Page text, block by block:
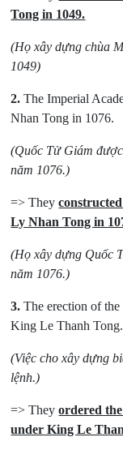
Tong in 1049.
(Họ xây dựng chùa
1049)
2. The Imperial
Nhan Tong in 1076.
(Quốc Tử Giám
năm 1076.)
=> They
Ly Nhan Tong in
(Họ xây dựng Quốc
năm 1076.)
3. The erection of the
King Le Thanh Tong.
(Việc cho xây dựng
lệnh.)
=> Theyordered
under King Le